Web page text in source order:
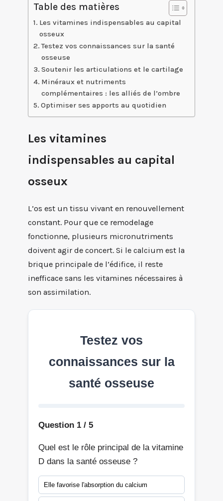
Table des matières
Les vitamines indispensables au capital
osseux
Testez vos connaissances sur la santé
osseuse
Soutenir les articulations et le cartilage
Minéraux et nutriments
complémentaires : les alliés de l’ombre
Optimiser ses apports au quotidien
Les vitamines
indispensables au capital
osseux
L’os est un tissu vivant en renouvellement
constant. Pour que ce remodelage
fonctionne, plusieurs micronutriments
doivent agir de concert. Si le calcium est la
brique principale de l’édifice, il reste
inefficace sans les vitamines nécessaires à
son assimilation.
Testez vos
connaissances sur la
santé osseuse
Question 1 / 5
Quel est le rôle principal de la vitamine
D dans la santé osseuse ?
Elle favorise l'absorption du calcium